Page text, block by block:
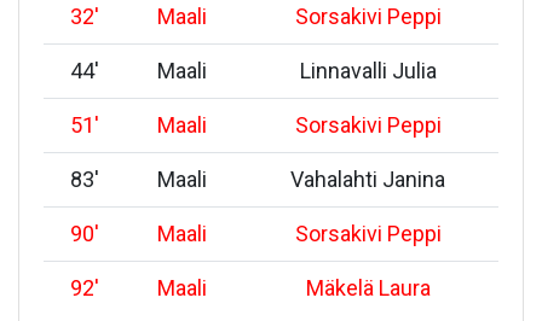
32' Maali Sorsakivi Peppi
44' Maali Linnavalli Julia
51' Maali Sorsakivi Peppi
83' Maali Vahalahti Janina
90' Maali Sorsakivi Peppi
92' Maali Mäkelä Laura